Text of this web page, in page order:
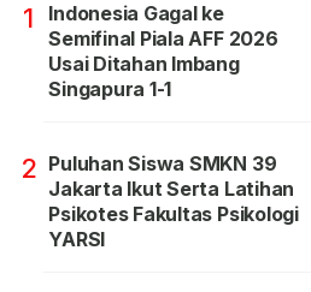
1
Indonesia Gagal ke
Semifinal Piala AFF 2026
Usai Ditahan Imbang
Singapura 1-1
2 Puluhan Siswa SMKN 39
Jakarta Ikut Serta Latihan
Psikotes Fakultas Psikologi
YARSI